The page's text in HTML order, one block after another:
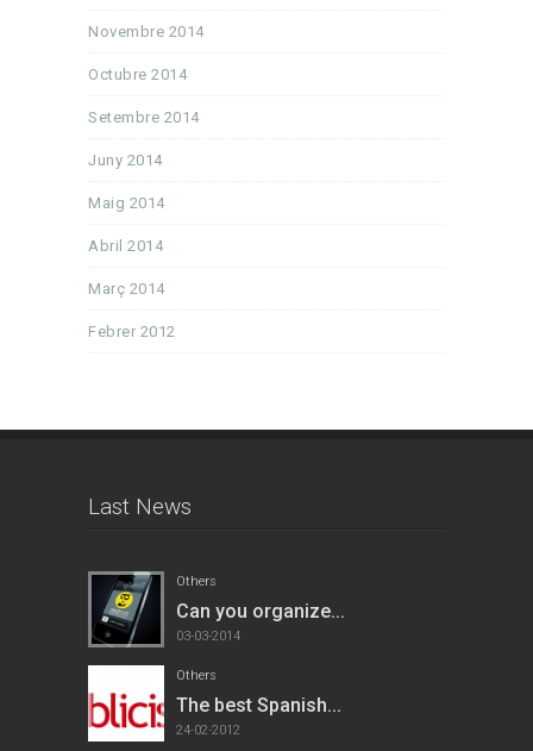
Novembre 2014
Octubre 2014
Setembre 2014
Juny 2014
Maig 2014
Abril 2014
Març 2014
Febrer 2012
Last News
Others
Can you organize...
03-03-2014
Others
The best Spanish...
24-02-2012